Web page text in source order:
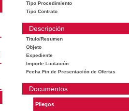
Tipo Procedimiento
Tipo Contrato
Descripción
Título/Resumen
Objeto
Expediente
Importe Licitación
Fecha Fin de Presentación de Ofertas
Documentos
Pliegos